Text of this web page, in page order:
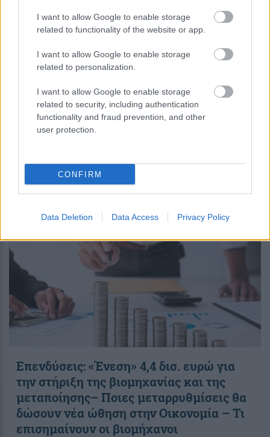
I want to allow Google to enable storage
related to functionality of the website or app.
I want to allow Google to enable storage
related to personalization.
I want to allow Google to enable storage
related to security, including authentication
functionality and fraud prevention, and other
user protection.
CONFIRM
Data Deletion Data Access Privacy Policy
αντιδράσεις
07:14 || Οικονομία
Επενδύσεις: «Ένεση» 4,4 δισ. ευρώ για
την στήριξη της βιομηχανίας και της
μεταποίησης– Ποιες μεταρρυθμίσεις θα
δώσουν νέα ώθηση στην Οικονομία – Τι
επισημαίνουν οι βιομήχανοι